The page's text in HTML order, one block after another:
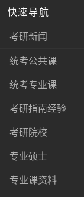
快速导航
考研新闻
统考公共课
统考专业课
考研指南经验
考研院校
专业硕士
专业课资料